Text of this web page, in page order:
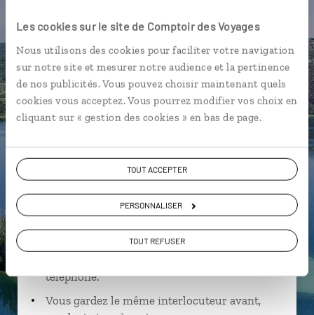
Les cookies sur le site de Comptoir des Voyages
Nous utilisons des cookies pour faciliter votre navigation
sur notre site et mesurer notre audience et la pertinence
de nos publicités. Vous pouvez choisir maintenant quels
cookies vous acceptez. Vous pourrez modifier vos choix en
cliquant sur « gestion des cookies » en bas de page.
TOUT ACCEPTER
PERSONNALISER
TOUT REFUSER
Parcs nationaux croates
Nicolas,
spécialiste Croatie
Suivez vos envies et demandez conseils à nos
Ils sauront organiser votre itinéraire au plus
près de vos envies et de la réalité du pays.
Échangez en face à face ou depuis nos studios
téléphone.
Vous gardez le même interlocuteur avant,